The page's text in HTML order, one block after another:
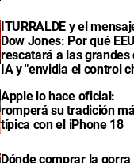
ITURRALDE y el
Dow Jones: Por qué
rescatará a las grandes
IA y "envidia el control
Apple lo hace oficial:
romperá su tradición
típica con el iPhone 18
Dónde comprar la gorra